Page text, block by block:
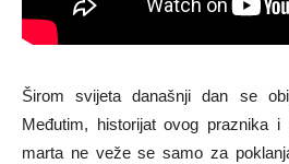
Širom svijeta današnji dan se
Međutim, historijat ovog praznika i
marta ne veže se samo za